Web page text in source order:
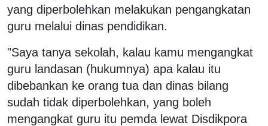
yang diperbolehkan melakukan pengangkatan
guru melalui dinas pendidikan.
"Saya tanya sekolah, kalau kamu mengangkat
guru landasan (hukumnya) apa kalau itu
dibebankan ke orang tua dan dinas bilang
sudah tidak diperbolehkan, yang boleh
mengangkat guru itu pemda lewat Disdikpora